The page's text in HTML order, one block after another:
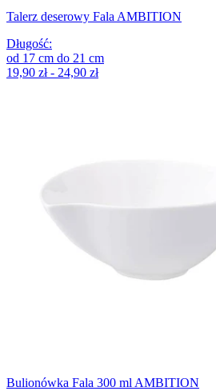
Talerz deserowy Fala AMBITION
Długość:
od 17 cm do 21 cm
19,90 zł - 24,90 zł
Bulionówka Fala 300 ml AMBITION